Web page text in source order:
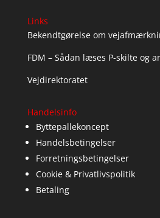
Links
Bekendtgørelse om
FDM – Sådan læses P-skilte og
Vejdirektoratet
Handelsinfo
Byttepallekoncept
Handelsbetingelser
Forretningsbetingelser
Cookie & Privatlivspolitik
Betaling